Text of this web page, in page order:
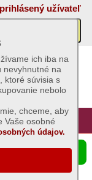
užívateľ
Registrácia
ich iba na
nevyhnutné na
ktoré súvisia s
nebolo
chceme, aby
Vaše osobné
údajov.